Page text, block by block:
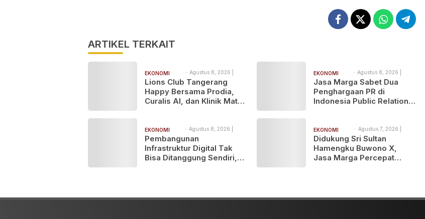
ARTIKEL TERKAIT
EKONOMI
BISNIS
Agustus 8, 2026 |
1:24 pm
Lions Club Tangerang
Happy Bersama Prodia,
Curalis AI, dan Klinik Mata
Preventif melalui Bakti
Sosial Kesehatan
EKONOMI
BISNIS
Agustus 8, 2026 |
10:33 am
Jasa Marga Sabet Dua
Penghargaan PR di
Indonesia Public Relations
EKONOMI
BISNIS
Agustus 8, 2026 |
9:45 am
Pembangunan
Infrastruktur Digital Tak
Bisa Ditanggung Sendiri,
EKONOMI
BISNIS
Agustus 7, 2026 |
9:27 pm
Didukung Sri Sultan
Hamengku Buwono X,
Jasa Marga Percepat
DIY